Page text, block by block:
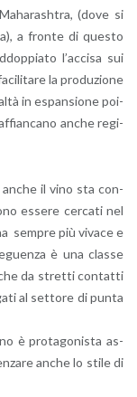
(dove si
a fron­te di que­sto
l’ac­ci­sa sui
la pro­du­zio­ne
in espan­sio­ne poi­
anche re­gi­
il vino sta con­
es­se­re cer­ca­ti nel
sem­pre più vi­va­ce e
è una clas­se
da stret­ti con­tat­ti
al set­to­re di punta
è pro­ta­go­ni­sta as­
anche lo stile di